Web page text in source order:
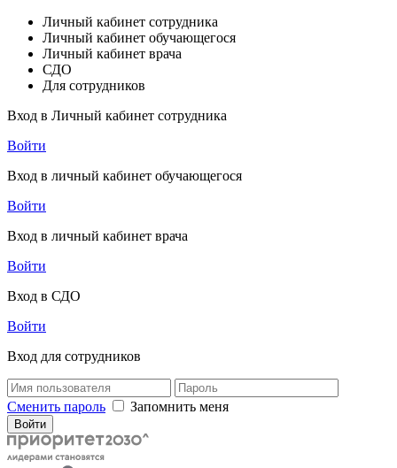
Личный кабинет сотрудника
Личный кабинет обучающегося
Личный кабинет врача
СДО
Для сотрудников
Вход в Личный кабинет сотрудника
Войти
Вход в личный кабинет обучающегося
Войти
Вход в личный кабинет врача
Войти
Вход в СДО
Войти
Вход для сотрудников
Сменить пароль Запомнить меня